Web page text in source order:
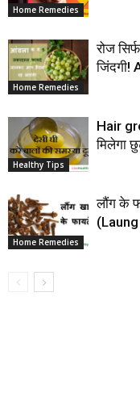
Home Remedies
Home Remedies
रोज
जिंदगी!
Healthy Tips
Hair
मिलेगा
Home Remedies
लौंग के